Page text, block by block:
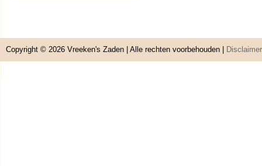
Copyright © 2026 Vreeken's Zaden | Alle rechten voorbehouden | Disclaimer